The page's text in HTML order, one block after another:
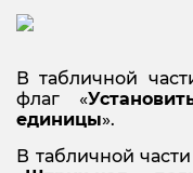
В табличной
флаг «
единицы».
В табличной